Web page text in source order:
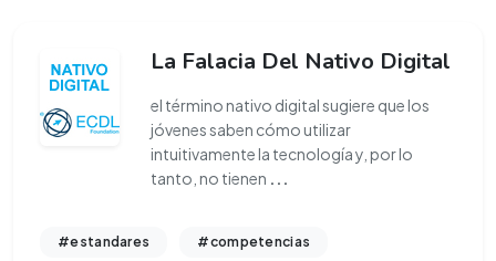
La Falacia Del Nativo Digital
el término nativo digital sugiere que los
jóvenes saben cómo utilizar
intuitivamente la tecnología y, por lo
tanto, no tienen ...
#estandares #competencias